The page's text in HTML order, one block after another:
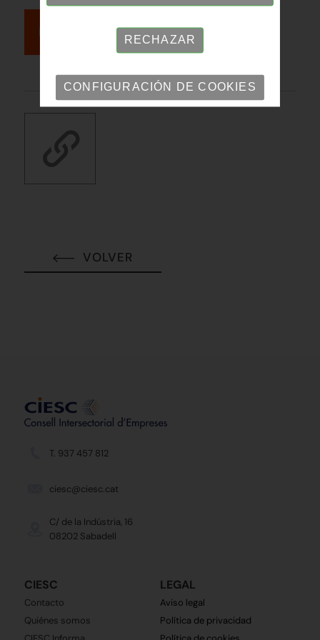
INSCRÍBETE
VOLVER
T. 937 457 812
ciesc@ciesc.cat
C/ de la Indústria, 16
08202 Sabadell
CIESC
Contacto
Quiénes somos
LEGAL
Aviso legal
Política de privacidad
RECHAZAR
CONFIGURACIÓN DE COOKIES